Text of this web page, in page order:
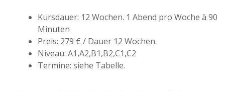
Kursdauer: 12 Wochen. 1 Abend pro Woche à 90
Minuten
Preis: 279 € / Dauer 12 Wochen.
Niveau: A1,A2,B1,B2,C1,C2
Termine: siehe Tabelle.